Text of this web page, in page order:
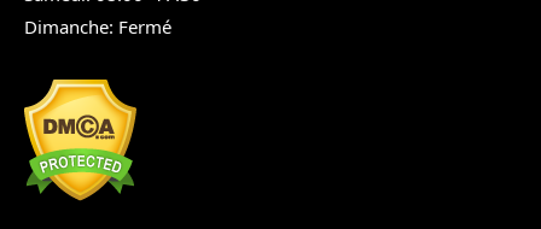
Dimanche: Fermé